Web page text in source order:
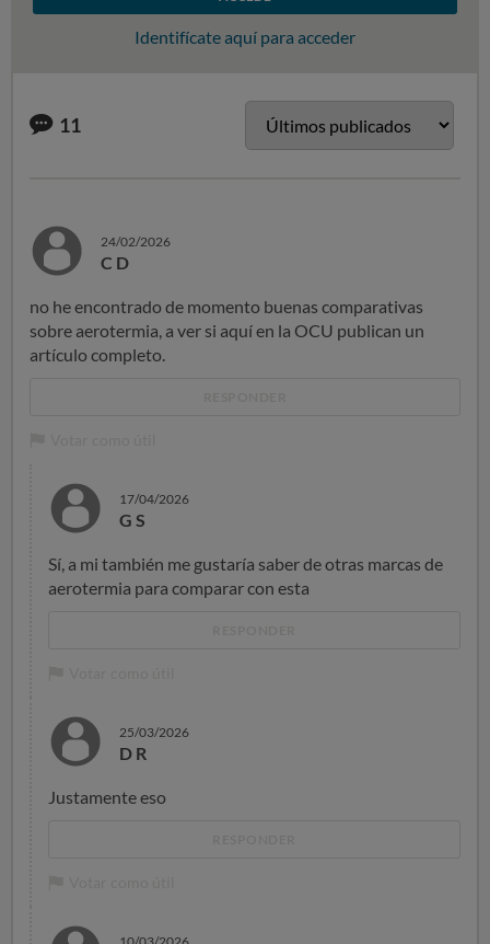
Identifícate aquí para acceder
11
24/02/2026
C D
no he encontrado de momento buenas comparativas
sobre aerotermia, a ver si aquí en la OCU publican un
artículo completo.
17/04/2026
G S
Sí, a mi también me gustaría saber de otras marcas de
aerotermia para comparar con esta
25/03/2026
D R
Justamente eso